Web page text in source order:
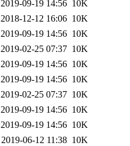
2019-09-19 14:56 10K
2018-12-12 16:06 10K
2019-09-19 14:56 10K
2019-02-25 07:37 10K
2019-09-19 14:56 10K
2019-09-19 14:56 10K
2019-02-25 07:37 10K
2019-09-19 14:56 10K
2019-09-19 14:56 10K
2019-06-12 11:38 10K